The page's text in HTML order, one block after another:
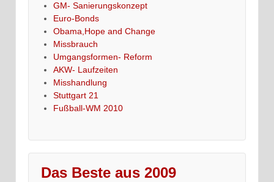
GM- Sanierungskonzept
Euro-Bonds
Obama,Hope and Change
Missbrauch
Umgangsformen- Reform
AKW- Laufzeiten
Misshandlung
Stuttgart 21
Fußball-WM 2010
Das Beste aus 2009